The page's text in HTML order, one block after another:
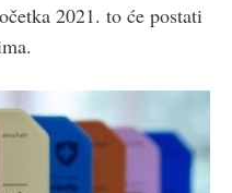
2021. to će postati